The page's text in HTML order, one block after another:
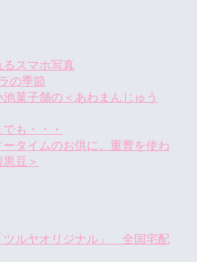
スマホ写真
の季節
菓子舗の＜あわまんじゅう
も・・・
タイムのお供に。重曹を使わ
豆＞
ルヤオリジナル」 全国宅配